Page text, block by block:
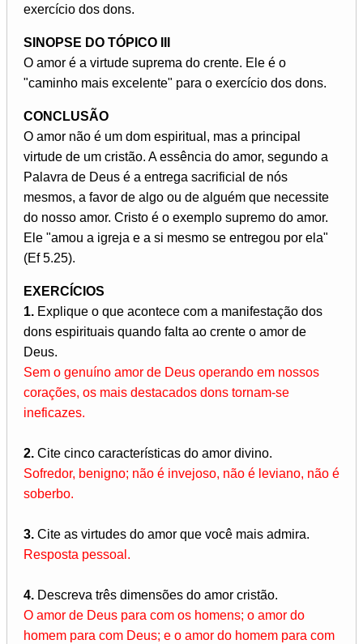
exercício dos dons.
SINOPSE DO TÓPICO III
O amor é a virtude suprema do crente. Ele é o
"caminho mais excelente" para o exercício dos dons.
CONCLUSÃO
O amor não é um dom espiritual, mas a principal
virtude de um cristão. A essência do amor, segundo a
Palavra de Deus é a entrega sacrificial de nós
mesmos, a favor de algo ou de alguém que necessite
do nosso amor. Cristo é o exemplo supremo do amor.
Ele "amou a igreja e a si mesmo se entregou por ela"
(Ef 5.25).
EXERCÍCIOS
1. Explique o que acontece com a manifestação dos
dons espirituais quando falta ao crente o amor de
Deus.
Sem o genuíno amor de Deus operando em nossos
corações, os mais destacados dons tornam-se
ineficazes.
2. Cite cinco características do amor divino.
Sofredor, benigno; não é invejoso, não é leviano, não é
soberbo.
3. Cite as virtudes do amor que você mais admira.
Resposta pessoal.
4. Descreva três dimensões do amor cristão.
O amor de Deus para com os homens; o amor do
homem para com Deus; e o amor do homem para com